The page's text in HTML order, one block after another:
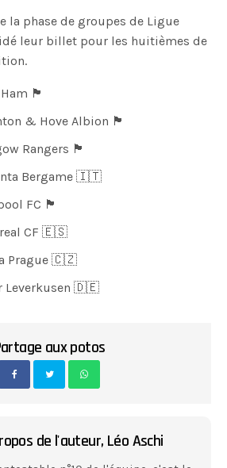
la phase de groupes de Ligue
leur billet pour les huitièmes de
🏴󠁧󠁢󠁥󠁮󠁧󠁿
& Hove Albion 🏴󠁧󠁢󠁥󠁮󠁧󠁿
Rangers 🏴󠁧󠁢󠁳󠁣󠁴󠁿
Bergame 🇮🇹
FC 🏴󠁧󠁢󠁥󠁮󠁧󠁿
CF 🇪🇸
Prague 🇨🇿
Leverkusen 🇩🇪
aux potos
de l'auteur, Léo Aschi